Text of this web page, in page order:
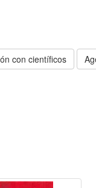
con científicos